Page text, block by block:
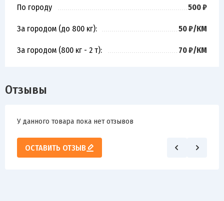
По городу 500 ₽
За городом (до 800 кг): 50 ₽/КМ
За городом (800 кг - 2 т): 70 ₽/КМ
Отзывы
У данного товара пока нет отзывов
ОСТАВИТЬ ОТЗЫВ